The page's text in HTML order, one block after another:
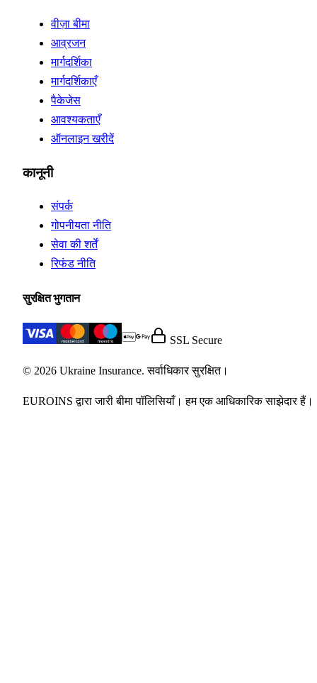
वीज़ा बीमा
आव्रजन
मार्गदर्शिका
मार्गदर्शिकाएँ
पैकेजेस
आवश्यकताएँ
ऑनलाइन खरीदें
कानूनी
संपर्क
गोपनीयता नीति
सेवा की शर्तें
रिफंड नीति
सुरक्षित भुगतान
SSL Secure
© 2026 Ukraine Insurance. सर्वाधिकार सुरक्षित।
EUROINS द्वारा जारी बीमा पॉलिसियाँ। हम एक आधिकारिक साझेदार हैं।